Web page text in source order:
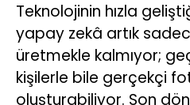
Teknolojinin hızla
yapay zekâ artık
üretmekle kalmıyor;
kişilerle bile gerçekçi
oluşturabiliyor. Son